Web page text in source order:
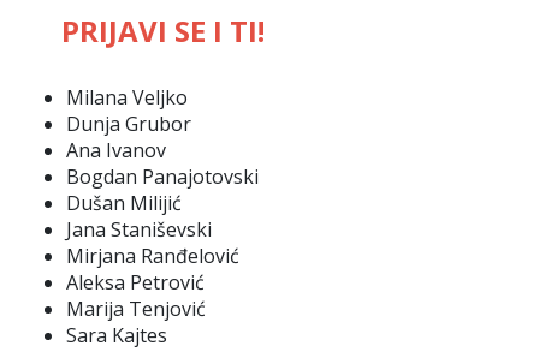
PRIJAVI SE I TI!
Milana Veljko
Dunja Grubor
Ana Ivanov
Bogdan Panajotovski
Dušan Milijić
Jana Staniševski
Mirjana Ranđelović
Aleksa Petrović
Marija Tenjović
Sara Kajtes